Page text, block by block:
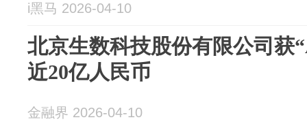
i黑马 2026-04-10
北京生数科技股份有限公司获
近20亿人民币
金融界 2026-04-10